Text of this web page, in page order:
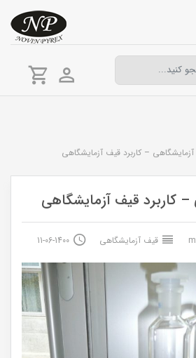
– کاربرد قیف آزمایشگاهی
کاربرد قیف آزمایشگاهی
قیف آزمایشگاهی 1400-06-11